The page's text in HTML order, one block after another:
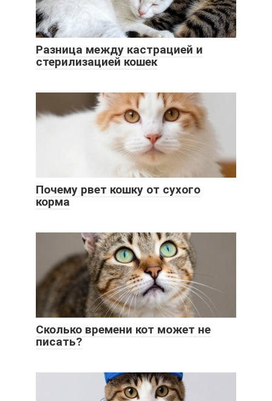
Разница между кастрацией и
стерилизацией кошек
Почему рвет кошку от сухого
корма
Сколько времени кот может не
писать?